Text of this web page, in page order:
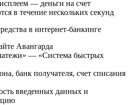
— деньги на счет
в течение нескольких секунд
в интернет-банкинге
Авангарда
— «Система быстрых
банк получателя, счет списания
введенных данных и